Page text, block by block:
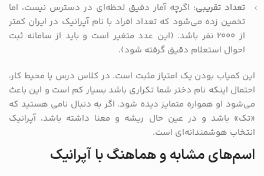
تعداد تقریبی: اگرچه آمار دقیق لحظه‌ای در دسترس نیست، اما
تخمین زده می‌شود که تعداد افراد با نام آپرانیک در ایران کمتر
از ۲۰۰۰ نفر باشد. (این عدد متغیر است و باید از سامانه ثبت
احوال استعلام دقیق گرفته شود).
این کمیاب بودن یک امتیاز مثبت است. در کلاس درس یا محیط کار،
احتمال اینکه نام دختر شما تکراری باشد بسیار کم است و این باعث
می‌شود او همواره متمایز دیده شود. اگر به دنبال نامی هستید که
«تک» باشد و در عین حال ریشه و معنا داشته باشد، آپرانیک
انتخاب هوشمندانه‌ای است.
اسم‌های مشابه و هماهنگ با آپرانیک